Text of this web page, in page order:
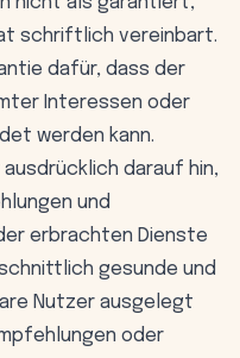
schriftlich vereinbart.
dafür, dass der
Interessen oder
werden kann.
darauf hin,
und
erbrachten Dienste
gesunde und
Nutzer ausgelegt
oder